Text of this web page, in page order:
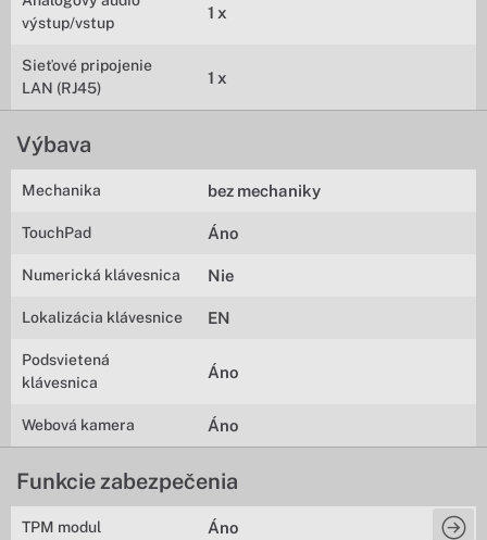
výstup/vstup
1 x
Sieťové pripojenie
LAN (RJ45)
1 x
Výbava
Mechanika bez mechaniky
TouchPad Áno
Numerická klávesnica Nie
Lokalizácia klávesnice EN
Podsvietená
klávesnica
Áno
Webová kamera Áno
Funkcie zabezpečenia
TPM modul Áno